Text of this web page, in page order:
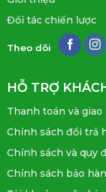
Đối tác chiến lược
Theo dõi
HỖ TRỢ
Thanh toán và giao
Chính sách đổi trả
Chính sách và quy
Chính sách bảo